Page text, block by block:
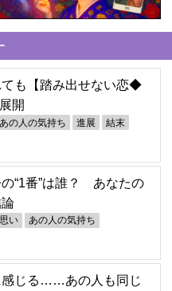
ても【踏み出せない恋◆
開
あの人の気持ち 進展 結末
“1番”は誰？ あなたの
い あの人の気持ち
感じる……あの人も同じ